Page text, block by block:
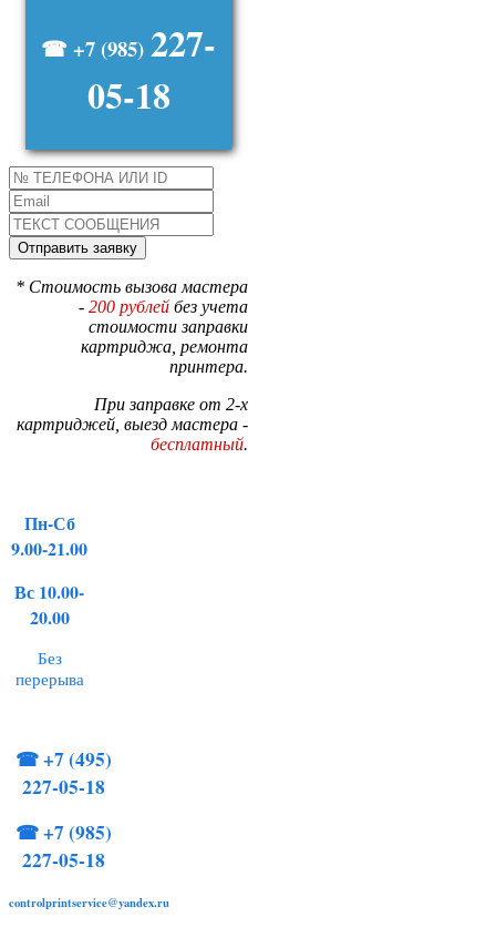
☎ +7 (985) 227-
05-18
* Стоимость вызова мастера
- 200 рублей без учета
стоимости заправки
картриджа, ремонта
принтера.
При заправке от 2-х
картриджей, выезд мастера -
бесплатный.
Пн-Сб
9.00-21.00
Вс 10.00-
20.00
Без
перерыва
☎+7 (495)
227-05-18
☎+7 (985)
227-05-18
controlprintservice@yandex.ru